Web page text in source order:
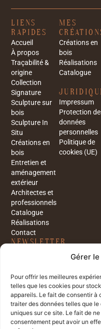
Gérer
Pour offrir les meilleures
telles que les cookies pour
appareils. Le fait de consentir à
traiter des données telles que
uniques sur ce site. Le fait de
consentement peut avoir un
LIENS
RAPIDES
Accueil
À propos
Traçabilité &
origine
Collection
Signature
Sculpture sur
bois
Sculpture In
Situ
Créations en
bois
Entretien et
aménagement
extérieur
Architectes et
professionnels
Catalogue
Réalisations
Contact
MES
Créations en
bois
Réalisations
Catalogue
Impressum
Protection
données
personnelles
Politique de
cookies (UE)
NEWSLETTER
dernières nouveautés et
en vous inscrivant à notre
newsletter.
J'ai lu et j'accepte la